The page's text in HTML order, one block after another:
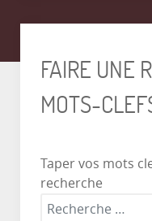
FAIRE UNE
MOTS-
Taper vos mots
recherche